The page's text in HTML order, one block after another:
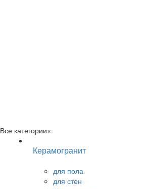
Все категории×
Керамогранит
для пола
для стен